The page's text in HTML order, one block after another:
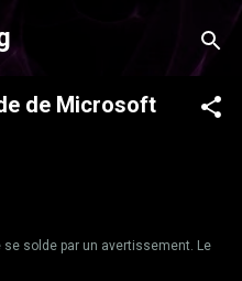
principal
de Microsoft
solde par un avertissement. Le